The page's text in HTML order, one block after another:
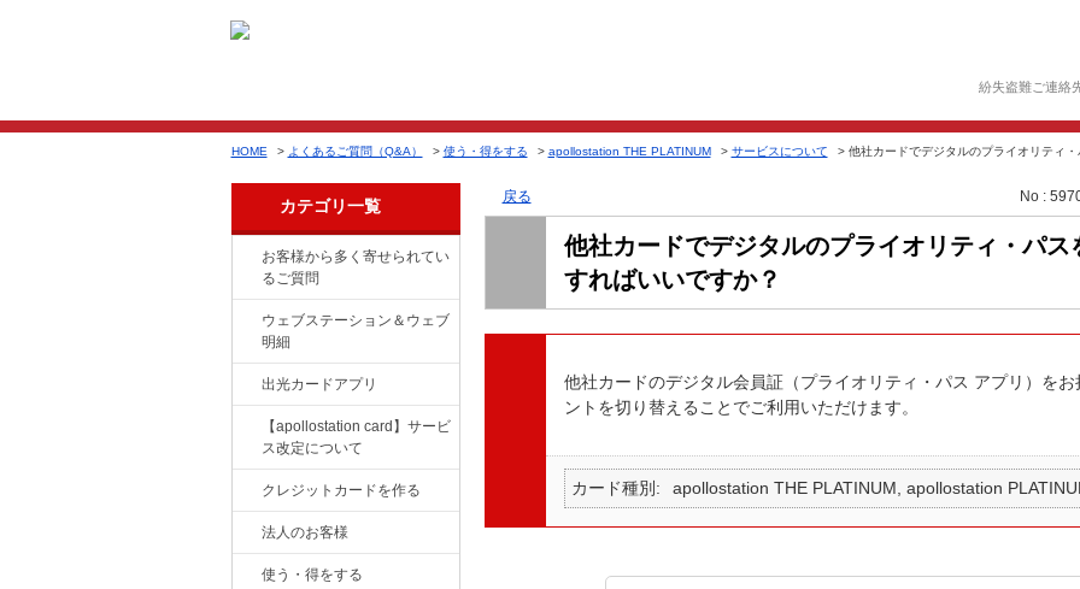
紛失盗難ご連絡
HOME > よくあるご質問（Q&A） > 使う・得をする > apollostation THE PLATINUM > サービスについて > 他社カードでデジタルのプライオリティ
カテゴリ一覧
お客様から多く寄せられてい
るご質問
ウェブステーション＆ウェブ
明細
出光カードアプリ
【apollostation card】サービ
ス改定について
クレジットカードを作る
法人のお客様
使う・得をする
戻る No :
他社カードでデジタルのプライオリティ・パス
すればいいですか？
他社カードのデジタル会員証（プライオリティ・パス アプリ）を
ントを切り替えることでご利用いただけます。
カード種別 apollostation THE PLATINUM, apollostation